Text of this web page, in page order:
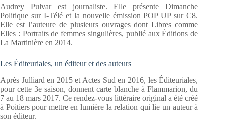
Audrey Pulvar est journaliste. Elle présente Dimanche
Politique sur I-Télé et la nouvelle émission POP UP sur C8.
Elle est l’auteure de plusieurs ouvrages dont Libres comme
Elles : Portraits de femmes singulières, publié aux Éditions de
La Martinière en 2014.
Les Éditeuriales, un éditeur et des auteurs
Après Julliard en 2015 et Actes Sud en 2016, les Éditeuriales,
pour cette 3e saison, donnent carte blanche à Flammarion, du
7 au 18 mars 2017. Ce rendez-vous littéraire original a été créé
à Poitiers pour mettre en lumière la relation qui lie un auteur à
son éditeur.